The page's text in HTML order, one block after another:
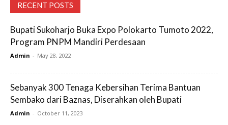
RECENT POSTS
Bupati Sukoharjo Buka Expo Polokarto Tumoto 2022,
Program PNPM Mandiri Perdesaan
Admin - May 28, 2022
Sebanyak 300 Tenaga Kebersihan Terima Bantuan
Sembako dari Baznas, Diserahkan oleh Bupati
Admin - October 11, 2023